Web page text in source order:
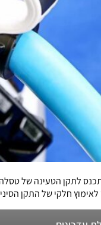
חלקי של התקן הסיני